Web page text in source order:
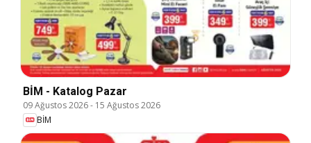
BİM - Katalog Pazar
09 Ağustos 2026- 15 Ağustos 2026
BİM